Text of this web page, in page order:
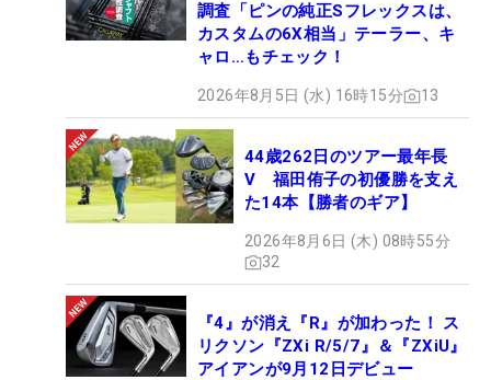
調査「ピンの純正Sフレックスは、
カスタムの6X相当」テーラー、キ
ャロ…もチェック！
2026年8月5日 (水) 16時15分 13
44歳262日のツアー最年長
V 福田侑子の初優勝を支え
た14本【勝者のギア】
2026年8月6日 (木) 08時55分
32
『4』が消え『R』が加わった！ ス
リクソン『ZXi R/5/7』＆『ZXiU』
アイアンが9月12日デビュー